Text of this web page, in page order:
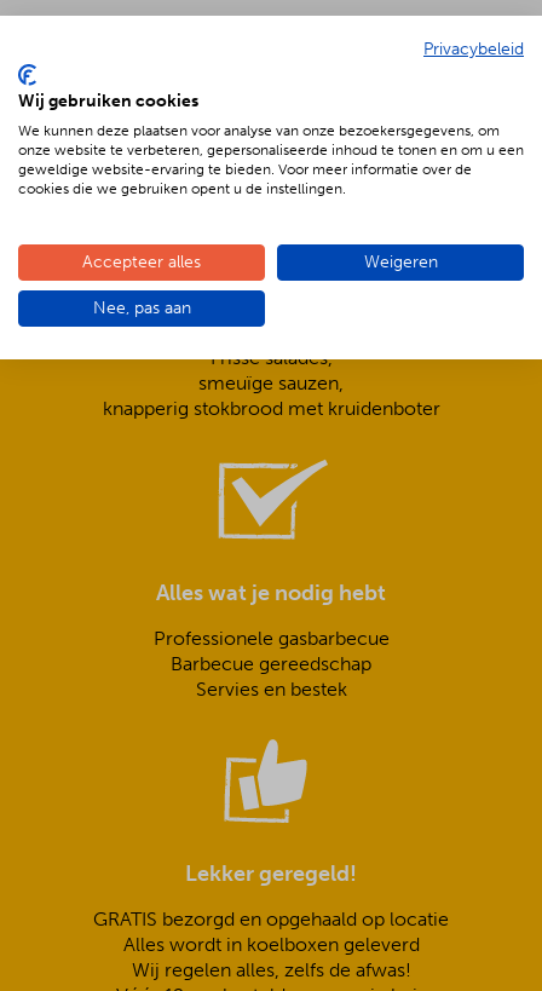
De voordelen van BBQenzo.nl
Compleet is ook écht compleet!
Frisse salades,
smeuïge sauzen,
knapperig stokbrood met kruidenboter
Alles wat je nodig hebt
Professionele gasbarbecue
Barbecue gereedschap
Servies en bestek
Lekker geregeld!
GRATIS bezorgd en opgehaald op locatie
Alles wordt in koelboxen geleverd
Wij regelen alles, zelfs de afwas!
Privacybeleid
Wij gebruiken cookies
We kunnen deze plaatsen voor analyse van onze bezoekersgegevens, om
onze website te verbeteren, gepersonaliseerde inhoud te tonen en om u een
geweldige website-ervaring te bieden. Voor meer informatie over de
cookies die we gebruiken opent u de instellingen.
Accepteer alles Weigeren
Nee, pas aan